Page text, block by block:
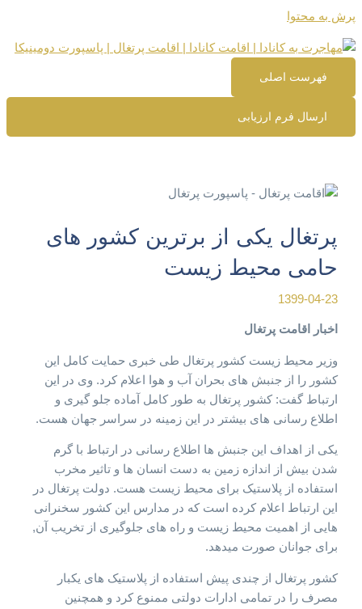
پرش به محتوا
فهرست اصلی
ارسال فرم ارزیابی
پرتغال یکی از برترین کشور های
حامی محیط زیست
1399-04-23
اخبار اقامت پرتغال
وزیر محیط زیست کشور پرتغال طی خبری حمایت کامل این
کشور را از جنبش های بحران آب و هوا اعلام کرد. وی در این
ارتباط گفت: کشور پرتغال به طور کامل آماده جلو گیری و
اطلاع رسانی های بیشتر در این زمینه در سراسر جهان هست.
یکی از اهداف این جنبش ها اطلاع رسانی در ارتباط با گرم
شدن بیش از اندازه زمین به دست انسان ها و تاثیر مخرب
استفاده از پلاستیک برای محیط زیست هست. دولت پرتغال در
این ارتباط اعلام کرده است که در مدارس این کشور سخنرانی
هایی از اهمیت محیط زیست و راه های جلوگیری از تخریب آن,
برای جوانان صورت میدهد.
کشور پرتغال از چندی پیش استفاده از پلاستیک های یکبار
مصرف را در تمامی ادارات دولتی ممنوع کرد و همچنین